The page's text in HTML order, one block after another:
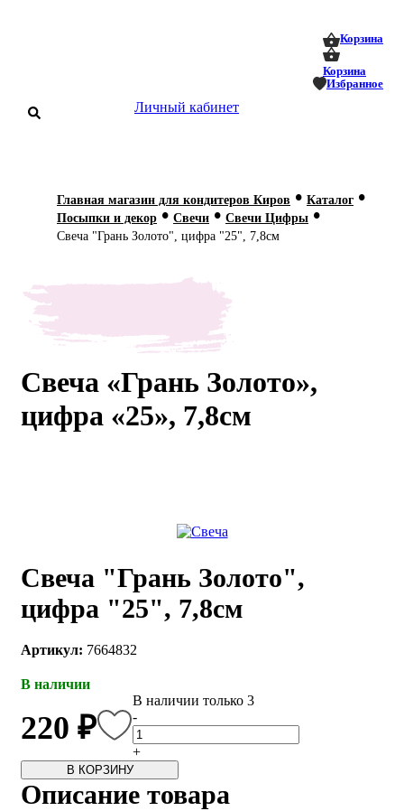
Корзина
Корзина
Избранное
Личный кабинет
О нас
Мастер-
106
256-54-
Главная магазин для кондитеров Киров • Каталог •
Посыпки и декор • Свечи • Свечи Цифры •
Свеча "Грань Золото", цифра "25", 7,8см
Свеча «Грань Золото»,
цифра «25», 7,8см
Свеча "Грань Золото",
цифра "25", 7,8см
Артикул: 7664832
В наличии
220 ₽
В наличии только 3
-
+
В КОРЗИНУ
Описание товара